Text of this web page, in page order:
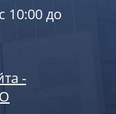
10:00 до
-